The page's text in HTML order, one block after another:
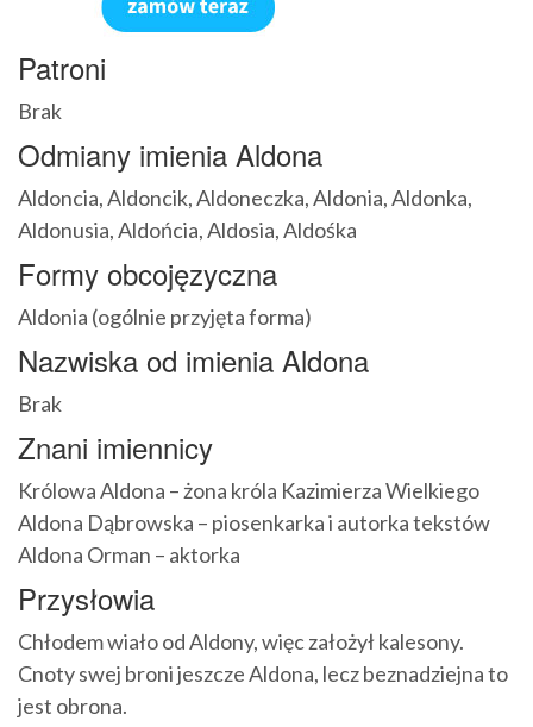
Patroni
Brak
Odmiany imienia Aldona
Aldoncia, Aldoncik, Aldoneczka, Aldonia, Aldonka,
Aldonusia, Aldońcia, Aldosia, Aldośka
Formy obcojęzyczna
Aldonia (ogólnie przyjęta forma)
Nazwiska od imienia Aldona
Brak
Znani imiennicy
Królowa Aldona – żona króla Kazimierza Wielkiego
Aldona Dąbrowska – piosenkarka i autorka tekstów
Aldona Orman – aktorka
Przysłowia
Chłodem wiało od Aldony, więc założył kalesony.
Cnoty swej broni jeszcze Aldona, lecz beznadziejna to
jest obrona.